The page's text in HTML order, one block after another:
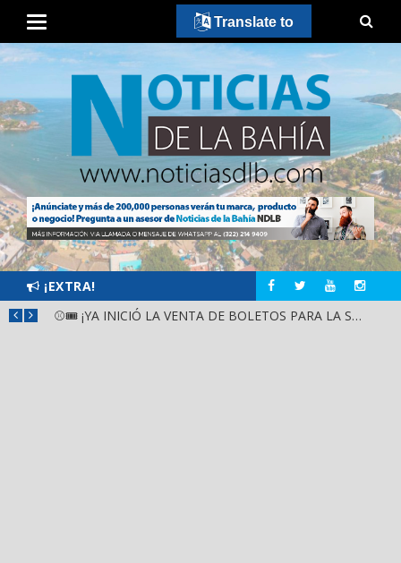
¡EXTRA!
⚾🎟️ ¡YA INICIÓ LA VENTA DE BOLETOS PARA LA SERIE DEL CARIBE KIDS NAYARIT 2026!
Translate to